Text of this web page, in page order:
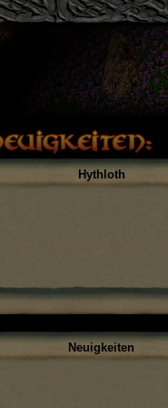
tmplc/
Hythloth
Neuigkeiten